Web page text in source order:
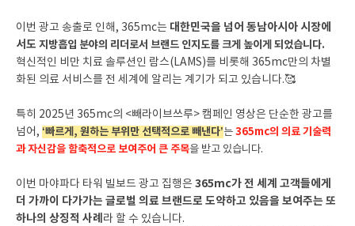
이번 광고 송출로 인해, 365mc는 대한민국을 넘어 동남아시아 시장에
서도 지방흡입 분야의 리더로서 브랜드 인지도를 크게 높이게 되었습니다.
혁신적인 비만 치료 솔루션인 람스(LAMS)를 비롯해 365mc만의 차별
화된 의료 서비스를 전 세계에 알리는 계기가 되고 있습니다.🥰
특히 2025년 365mc의 <빼라이브쓰루> 캠페인 영상은 단순한 광고를
넘어, ‘빠르게, 원하는 부위만 선택적으로 빼낸다’는365mc의 의료 기술력
과 자신감을 함축적으로 보여주어 큰 주목을 받고 있습니다.
이번 마야파다 타워 빌보드 광고 집행은 365mc가 전 세계 고객들에게
더 가까이 다가가는 글로벌 의료 브랜드로 도약하고 있음을 보여주는 또
하나의 상징적 사례 라 할 수 있습니다.